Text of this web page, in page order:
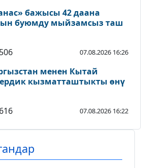
бажысы 42 даана
буюмду мыйзамсыз таш
07.08.2026 16:26
менен Кытай
кызматташтыкты өнү
07.08.2026 16:22